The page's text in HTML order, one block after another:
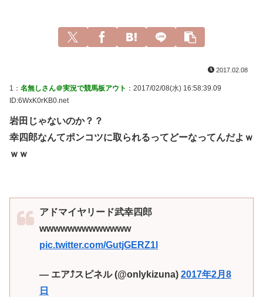
2017.02.08
1： 名無しさん＠実況で競馬板アウト ：2017/02/08(水) 16:58:39.09
ID:6WxK0rKB0.net
岩田じゃないのか？？
幸四郎なんてポンコツに取られるってどーなってんだよｗ
ｗｗ
アドマイヤリード武幸四郎
wwwwwwwwwwwww
pic.twitter.com/GutjGERZ1l
— エア⤴︎スピネル (@onlykizuna) 2017年2月8
日